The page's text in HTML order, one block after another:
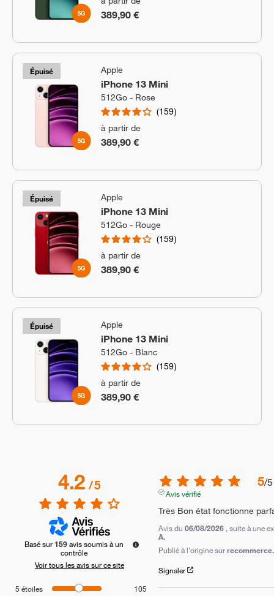
389,90 €
Épuisé Apple
iPhone 13 Mini
512Go - Rose
159
à partir de
389,90 €
Épuisé Apple
iPhone 13 Mini
512Go - Rouge
159
à partir de
389,90 €
Épuisé Apple
iPhone 13 Mini
512Go - Blanc
159
à partir de
389,90 €
4.2/5
Basé sur 159avis soumis à un
contrôle
Voir tous les avis sur ce site
5 étoiles
105
5/5
Avis vérifié
Très Bon état fonctionne
Avis du 06/08/2026 , suite à une
A.
Publié à l'origine sur
Signaler